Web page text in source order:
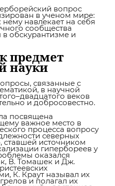
вопрос
в ученом мире:
навлекает на себя
сообщества
обскурантизме и
предмет
науки
связанные с
в научной
веков
и добросовестно.
посвящена
важное место в
процесса вопросу
северных
ставшей источником
гипербореев у
оказался
В. Томашек и Дж.
К. Краут называл их
и полагал их